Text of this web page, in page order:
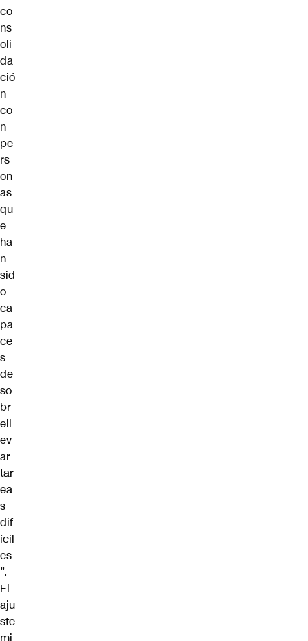
co
ns
oli
da
ció
n
co
n
pe
rs
on
as
qu
e
ha
n
sid
o
ca
pa
ce
s
de
so
br
ell
ev
ar
tar
ea
s
dif
ícil
es
”.
El
aju
ste
mi